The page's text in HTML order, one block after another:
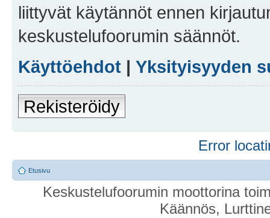
liittyvät käytännöt ennen
keskustelufoorumin säännöt.
Käyttöehdot | Yksityisyyden
Rekisteröidy
Error
Etusivu
Keskustelufoorumin moottorina
Käännös,